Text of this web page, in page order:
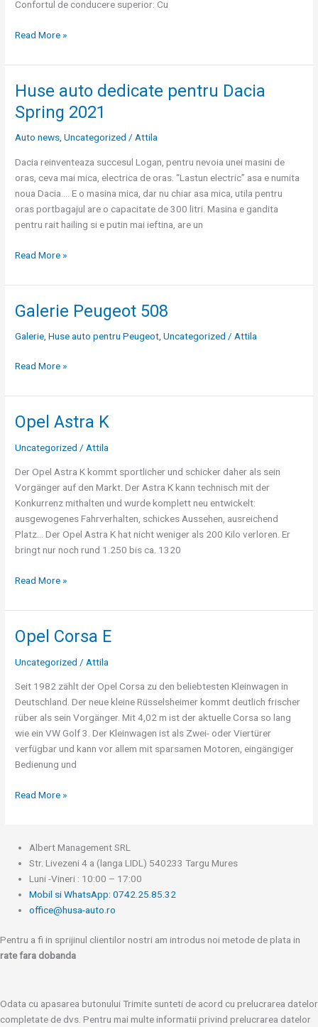
Confortul de conducere superior: Cu
Read More »
Huse auto dedicate pentru Dacia
Spring 2021
Auto news,Uncategorized /Attila
Dacia reinventeaza succesul Logan, pentru nevoia unei masini de
oras, ceva mai mica, electrica de oras. “Lastun electric” asa e numita
noua Dacia…. E o masina mica, dar nu chiar asa mica, utila pentru
oras portbagajul are o capacitate de 300 litri. Masina e gandita
pentru rait hailing si e putin mai ieftina, are un
Huse
dedicate
pentru
Spring
2021
Read More »
Galerie Peugeot 508
Galerie,Huse auto pentru Peugeot,Uncategorized /Attila
Galerie
508
Read More »
Opel Astra K
Uncategorized / Attila
Der Opel Astra K kommt sportlicher und schicker daher als sein
Vorgänger auf den Markt. Der Astra K kann technisch mit der
Konkurrenz mithalten und wurde komplett neu entwickelt:
ausgewogenes Fahrverhalten, schickes Aussehen, ausreichend
Platz… Der Opel Astra K hat nicht weniger als 200 Kilo verloren. Er
bringt nur noch rund 1.250 bis ca. 1320
Opel
Astra
K
Read More »
Opel Corsa E
Uncategorized / Attila
Seit 1982 zählt der Opel Corsa zu den beliebtesten Kleinwagen in
Deutschland. Der neue kleine Rüsselsheimer kommt deutlich frischer
rüber als sein Vorgänger. Mit 4,02 m ist der aktuelle Corsa so lang
wie ein VW Golf 3. Der Kleinwagen ist als Zwei- oder Viertürer
verfügbar und kann vor allem mit sparsamen Motoren, eingängiger
Bedienung und
Opel
Corsa
E
Read More »
Albert Management SRL
Str. Livezeni 4 a (langa LIDL) 540233 Targu Mures
Luni -Vineri : 10:00 – 17:00
Mobil si WhatsApp: 0742.25.85.32
office@husa-auto.ro
Pentru a fi in sprijinul clientilor nostri am introdus noi metode de plata in
rate fara dobanda
Odata cu apasarea butonului Trimite sunteti de acord cu prelucrarea datelor
completate de dvs. Pentru mai multe informatii privind prelucrarea datelor